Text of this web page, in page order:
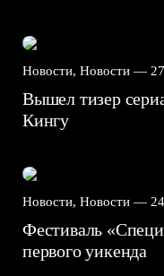
Новости, Новости —
Вышел тизер
Кингу
Новости, Новости —
Фестиваль
первого уикенда